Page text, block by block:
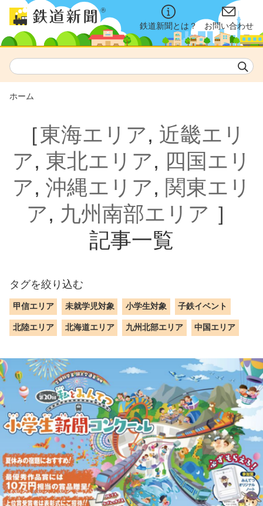
鉄道新聞とは？ お問い合わせ
ホーム
［東海エリア, 近畿エリ
ア, 東北エリア, 四国エリ
ア, 沖縄エリア, 関東エリ
ア, 九州南部エリア ］
記事一覧
タグを絞り込む
甲信エリア 未就学児対象 小学生対象 子鉄イベント
北陸エリア 北海道エリア 九州北部エリア 中国エリア